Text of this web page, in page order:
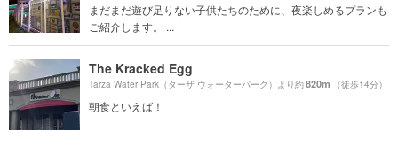
まだまだ遊び足りない子供たちのために、夜楽しめるプランも
ご紹介します。 ...
The Kracked Egg
Tarza Water Park（ターザ ウォーターパーク）より約820m （徒歩14分）
朝食といえば！